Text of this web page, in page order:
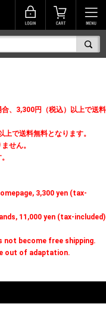
、3,300円（税込）以上で送料
で送料無料となります。
せん。
3,300 yen (tax-
11,000 yen (tax-included)
not become free shipping.
out of adaptation.